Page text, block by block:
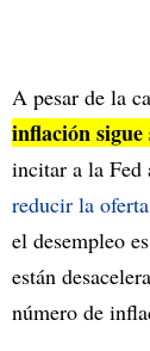
A pesar de la
inflación sigue
incitar a la Fed
reducir la
el desempleo
están
número de